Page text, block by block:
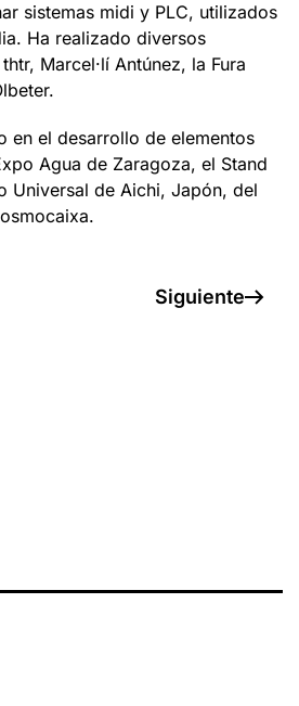
sistemas midi y PLC, utilizados
Ha realizado diversos
Marcel·lí Antúnez, la Fura
en el desarrollo de elementos
Agua de Zaragoza, el Stand
Universal de Aichi, Japón, del
Siguiente